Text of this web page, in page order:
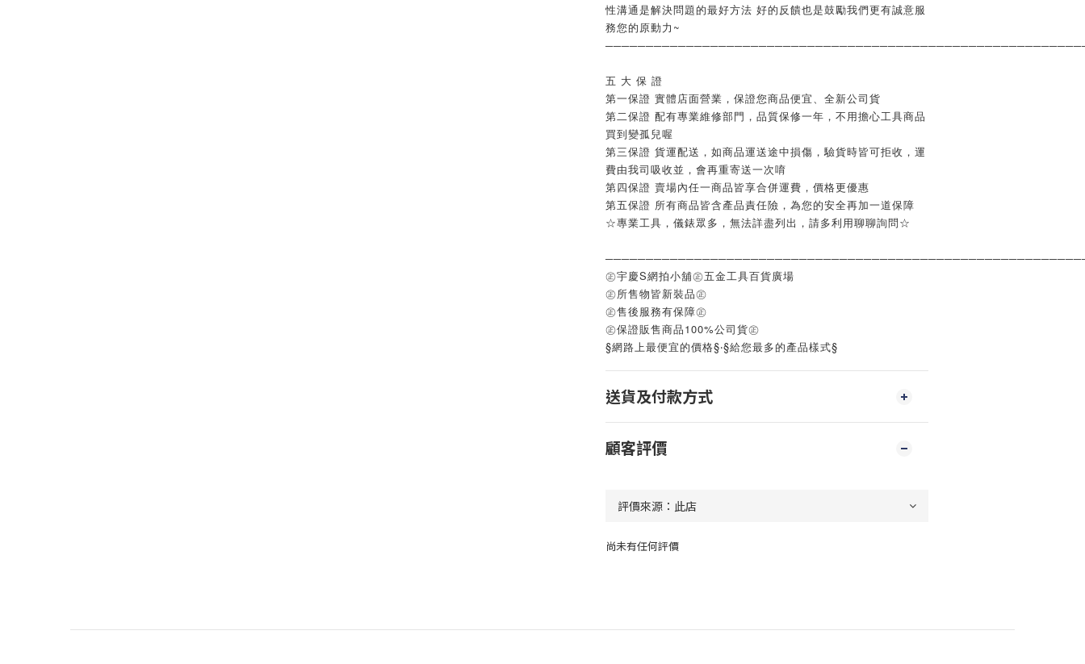
性溝通是解決問題的最好方法 好的反饋也是鼓勵我們更有誠意服
務您的原動力~
五 大 保 證
第一保證 實體店面營業，保證您商品便宜、全新公司貨
第二保證 配有專業維修部門，品質保修一年，不用擔心工具商品
買到變孤兒喔
第三保證 貨運配送，如商品運送途中損傷，驗貨時皆可拒收，運
費由我司吸收並，會再重寄送一次唷
第四保證 賣場內任一商品皆享合併運費，價格更優惠
第五保證 所有商品皆含產品責任險，為您的安全再加一道保障
☆專業工具，儀錶眾多，無法詳盡列出，請多利用聊聊詢問☆
㊣宇慶S網拍小舖㊣五金工具百貨廣場
㊣所售物皆新裝品㊣
㊣售後服務有保障㊣
㊣保證販售商品100%公司貨㊣
§網路上最便宜的價格§‧§給您最多的產品樣式§
送貨及付款方式
顧客評價
尚未有任何評價